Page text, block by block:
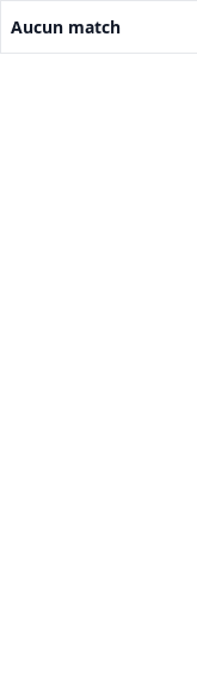
Aucun match